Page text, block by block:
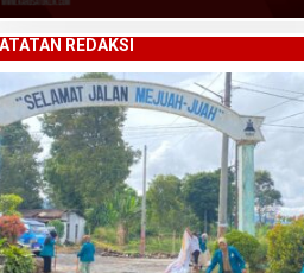
REDAKSI